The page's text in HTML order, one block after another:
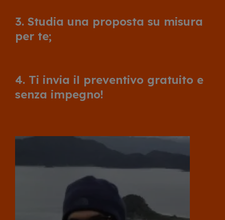
3. Studia una proposta su misura
per te;
4. Ti invia il preventivo gratuito e
senza impegno!